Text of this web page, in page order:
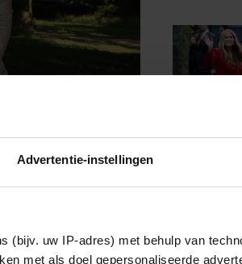
Advertentie-instellingen
(bijv. uw IP-adres) met behulp van
met als doel gepersonaliseerde
OVER
Weekend